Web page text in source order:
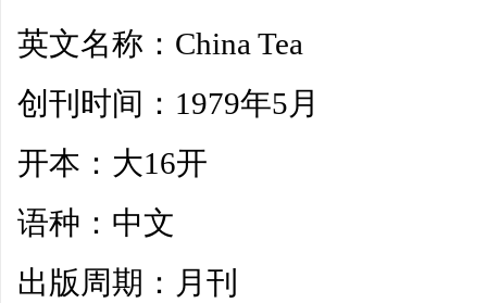
英文名称：China Tea
创刊时间：1979年5月
开本：大16开
语种：中文
出版周期：月刊